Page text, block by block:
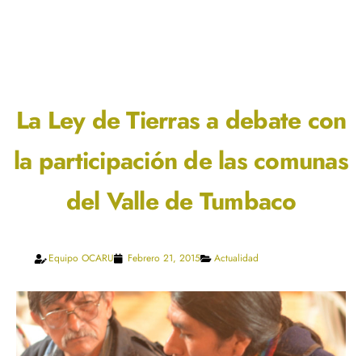
La Ley de Tierras a debate con
la participación de las comunas
del Valle de Tumbaco
Equipo OCARU Febrero 21, 2015 Actualidad